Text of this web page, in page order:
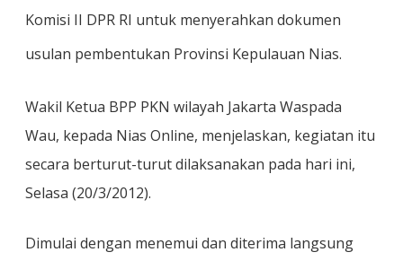
Komisi II DPR RI untuk menyerahkan dokumen
usulan pembentukan Provinsi Kepulauan Nias.
Wakil Ketua BPP PKN wilayah Jakarta Waspada
Wau, kepada Nias Online, menjelaskan, kegiatan itu
secara berturut-turut dilaksanakan pada hari ini,
Selasa (20/3/2012).
Dimulai dengan menemui dan diterima langsung